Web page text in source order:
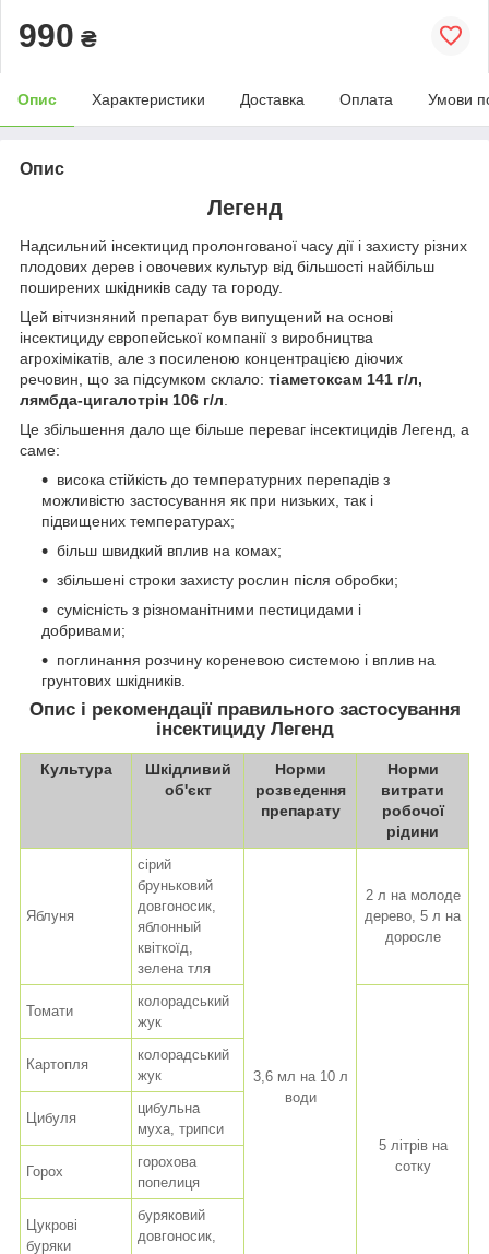
990 ₴
Опис Характеристики Доставка Оплата Умови
Опис
Легенд
Надсильний інсектицид пролонгованої часу дії і захисту різних
плодових дерев і овочевих культур від більшості найбільш
поширених шкідників саду та городу.
Цей вітчизняний препарат був випущений на основі
інсектициду європейської компанії з виробництва
агрохімікатів, але з посиленою концентрацією діючих
речовин, що за підсумком склало: тіаметоксам 141 г/л,
лямбда-цигалотрін 106 г/л.
Це збільшення дало ще більше переваг інсектицидів Легенд, а
саме:
висока стійкість до температурних перепадів з
можливістю застосування як при низьких, так і
підвищених температурах;
більш швидкий вплив на комах;
збільшені строки захисту рослин після обробки;
сумісність з різноманітними пестицидами і
добривами;
поглинання розчину кореневою системою і вплив на
грунтових шкідників.
Опис і рекомендації правильного застосування
інсектициду Легенд
Культура
Шкідливий
об'єкт
Норми
розведення
препарату
Норми
витрати
робочої
рідини
Яблуня
сірий
бруньковий
довгоносик,
яблонный
квіткоїд,
зелена тля
3,6 мл на 10 л
води
2 л на молоде
дерево, 5 л на
доросле
Томати
колорадський
жук
5 літрів на
сотку
Картопля
колорадський
жук
Цибуля
цибульна
муха, трипси
Горох
горохова
попелиця
Цукрові
буряки
буряковий
довгоносик,